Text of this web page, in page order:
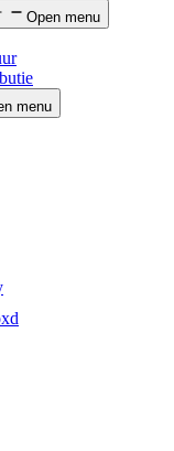
Open menu
menu